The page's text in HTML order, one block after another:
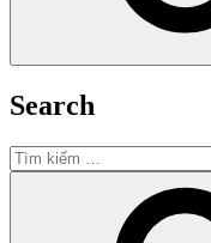
Search
Tìm
kiếm: